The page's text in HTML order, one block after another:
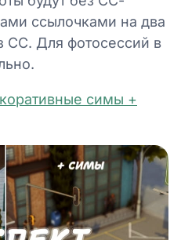
ссылочками на два
СС. Для фотосессий в
симы +